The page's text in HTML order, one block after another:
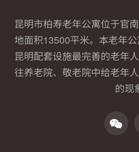
昆明市柏寿老年公寓位于官
地面积13500平米。本老年
昆明配套设施最完善的老年
往养老院、敬老院中给老年
的现